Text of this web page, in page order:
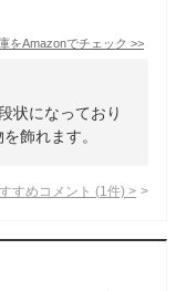
をAmazonでチェック >>
状になっており
飾れます。
すめコメント (1 件) >